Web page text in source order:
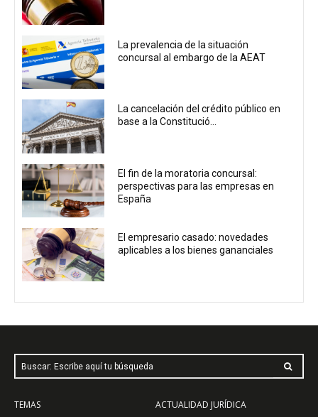
La prevalencia de la situación
concursal al embargo de la AEAT
La cancelación del crédito público en
base a la Constitució...
El fin de la moratoria concursal:
perspectivas para las empresas en
España
El empresario casado: novedades
aplicables a los bienes gananciales
Buscar: Escribe aquí tu búsqueda
TEMAS
ACTUALIDAD JURÍDICA